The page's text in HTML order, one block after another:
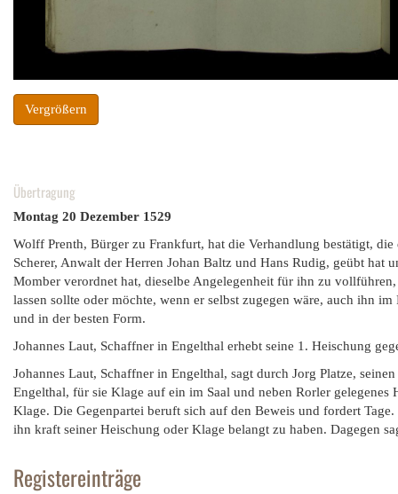
Vergrößern
Übertragung
Montag 20 Dezember 1529
Wolff Prenth, Bürger zu Frankfurt, hat die Verhandlung bestätigt,
Scherer, Anwalt der Herren Johan Baltz und Hans Rudig, geübt
Momber verordnet hat, dieselbe Angelegenheit für ihn zu
lassen sollte oder möchte, wenn er selbst zugegen wäre, auch ihn
und in der besten Form.
Johannes Laut, Schaffner in Engelthal erhebt seine 1. Heischung
Johannes Laut, Schaffner in Engelthal, sagt durch Jorg Platze,
Engelthal, für sie Klage auf ein im Saal und neben Rorler
Klage. Die Gegenpartei beruft sich auf den Beweis und fordert
ihn kraft seiner Heischung oder Klage belangt zu haben. Dagegen
Registereinträge